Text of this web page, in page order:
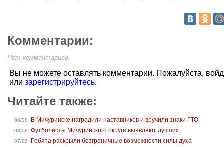
Комментарии:
Нет комментариев.
Вы не можете оставлять комментарии. Пожалуйста,
или зарегистрируйтесь.
Читайте также:
08/08 В Мичуринске наградили наставников и вручили знаки ГТО
08/08 Футболисты Мичуринского округа выявляют лучших
07/08 Ребята раскрыли безграничные возможности силы духа